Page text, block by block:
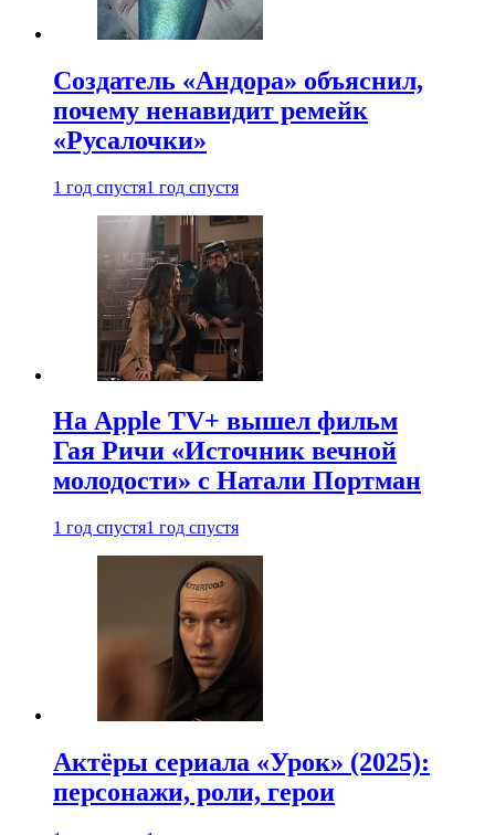
Создатель «Андора» объяснил,
почему ненавидит ремейк
«Русалочки»
1 год спустя1 год спустя
На Apple TV+ вышел фильм
Гая Ричи «Источник вечной
молодости» с Натали Портман
1 год спустя1 год спустя
Актёры сериала «Урок» (2025):
персонажи, роли, герои